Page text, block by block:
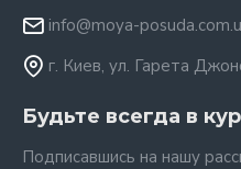
info@moya-
г. Киев, ул. Гарета
Будьте всегда в
Подписавшись на нашу